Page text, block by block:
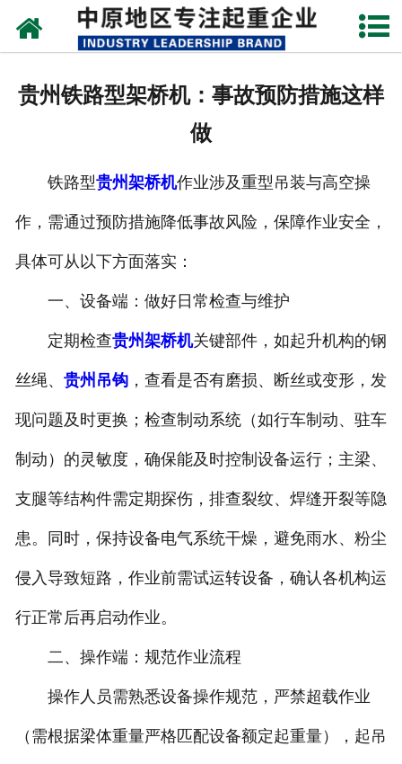
网站首页
成功案例
联系我们
贵州铁路型架桥机：事故预防措施这样
做
铁路型贵州架桥机作业涉及重型吊装与高空操
作，需通过预防措施降低事故风险，保障作业安全，
具体可从以下方面落实：
一、设备端：做好日常检查与维护
定期检查贵州架桥机关键部件，如起升机构的钢
丝绳、 贵州吊钩，查看是否有磨损、断丝或变形，发
现问题及时更换；检查制动系统（如行车制动、驻车
制动）的灵敏度，确保能及时控制设备运行；主梁、
支腿等结构件需定期探伤，排查裂纹、焊缝开裂等隐
患。同时，保持设备电气系统干燥，避免雨水、粉尘
侵入导致短路，作业前需试运转设备，确认各机构运
行正常后再启动作业。
二、操作端：规范作业流程
操作人员需熟悉设备操作规范，严禁超载作业
（需根据梁体重量严格匹配设备额定起重量），起吊